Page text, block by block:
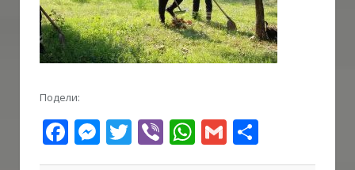
Подели:
Facebook
Messenger
Twitter
ViberWhatsApp
Gmail